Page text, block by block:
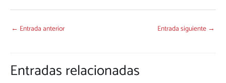
← Entrada anterior Entrada siguiente →
Entradas relacionadas